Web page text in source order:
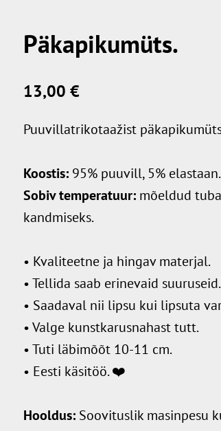
Päkapikumüts.
13,00 €
Puuvillatrikotaažist
Koostis: 95% puuvill, 5% elastaan.
Sobiv temperatuur: mõeldud
kandmiseks.
• Kvaliteetne ja hingav materjal.
• Tellida saab erinevaid suuruseid.
• Saadaval nii lipsu kui lipsuta
• Valge kunstkarusnahast tutt.
• Tuti läbimõõt 10-11 cm.
• Eesti käsitöö. ❤️
Hooldus: Soovituslik masinpesu